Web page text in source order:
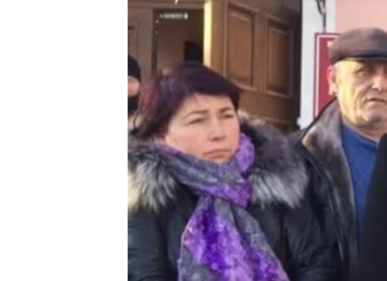
КРЫМ.НЕПОКОРЕННЫЙ
УКРАИНСКАЯ ПРОБЛЕМА КРЫМА